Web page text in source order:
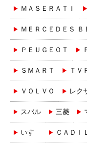
ＭＡＳＥＲＡＴＩ
ＭＥＲＣＥＤＥＳ Ｂ
ＰＥＵＧＥＯＴ
ＳＭＡＲＴ ＴＶ
ＶＯＬＶＯ レク
スバル 三菱
いすゞ ＣＡＤＩ